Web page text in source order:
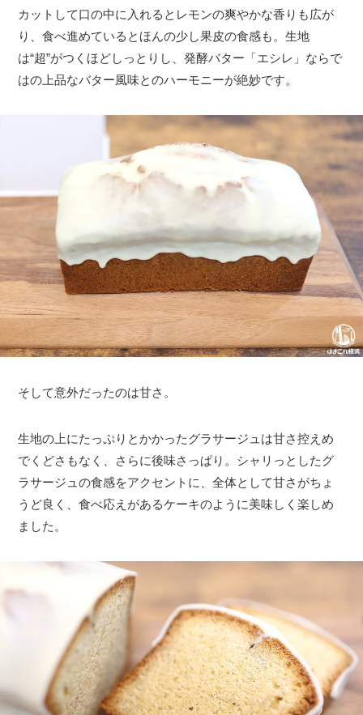
カットして口の中に入れるとレモンの爽やかな香りも広が
り、食べ進めているとほんの少し果皮の食感も。生地
は“超”がつくほどしっとりし、発酵バター「エシレ」ならで
はの上品なバター風味とのハーモニーが絶妙です。
そして意外だったのは甘さ。
生地の上にたっぷりとかかったグラサージュは甘さ控えめ
でくどさもなく、さらに後味さっぱり。シャリっとしたグ
ラサージュの食感をアクセントに、全体として甘さがちょ
うど良く、食べ応えがあるケーキのように美味しく楽しめ
ました。